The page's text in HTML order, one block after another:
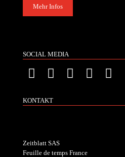
Mehr Infos
SOCIAL MEDIA
KONTAKT
Zeitblatt SAS
Feuille de temps France